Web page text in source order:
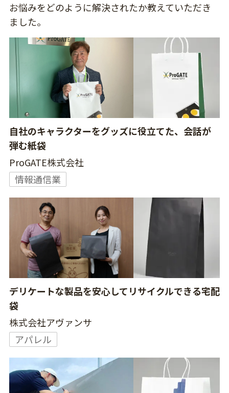
お悩みをどのように解決されたか教えていただき
ました。
自社のキャラクターをグッズに役立てた、会話が
弾む紙袋
ProGATE株式会社
情報通信業
デリケートな製品を安心してリサイクルできる宅配
袋
株式会社アヴァンサ
アパレル